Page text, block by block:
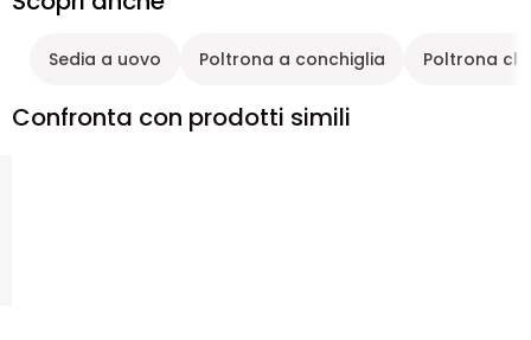
Sedia a uovo Poltrona a conchiglia Poltrona
Confronta con prodotti simili